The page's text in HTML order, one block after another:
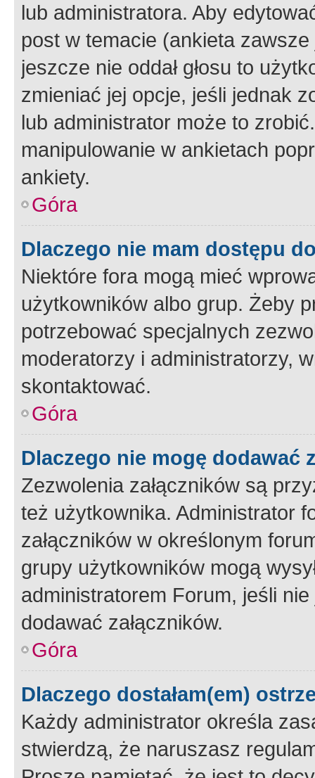
lub administratora. Aby
post w temacie (ankieta
jeszcze nie oddał głosu to
zmieniać jej opcje, jeśli jednak
lub administrator może to
manipulowanie w ankietach
ankiety.
Góra
Dlaczego nie mam dostępu
Niektóre fora mogą mieć
użytkowników albo grup. Żeby
potrzebować specjalnych
moderatorzy i administratorzy,
skontaktować.
Góra
Dlaczego nie mogę dodawać
Zezwolenia załączników są
też użytkownika. Administrator
załączników w określonym
grupy użytkowników mogą
administratorem Forum, jeśli
dodawać załączników.
Góra
Dlaczego dostałam(em)
Każdy administrator określa
stwierdzą, że naruszasz